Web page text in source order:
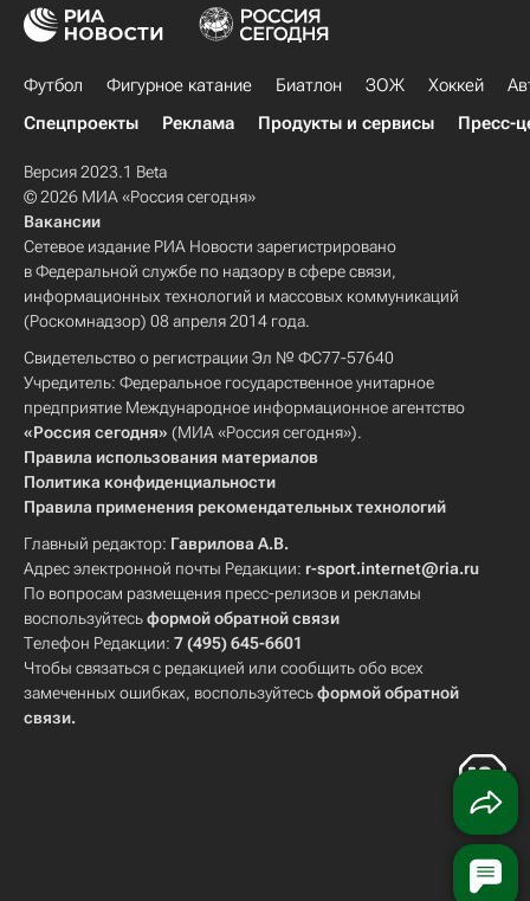
Футбол Фигурное катание Биатлон ЗОЖ Хоккей
Спецпроекты
Реклама Продукты и сервисы Пресс-
Версия 2023.1 Beta
© 2026 МИА «Россия сегодня»
Вакансии
Сетевое издание РИА Новости зарегистрировано
в Федеральной службе по надзору в сфере связи,
информационных технологий и массовых коммуникаций
(Роскомнадзор) 08 апреля 2014 года.
Свидетельство о регистрации Эл № ФС77-57640
Учредитель: Федеральное государственное унитарное
предприятие Международное информационное агентство
«Россия сегодня» (МИА «Россия сегодня»).
Правила использования материалов
Политика конфиденциальности
Правила применения рекомендательных технологий
Главный редактор: Гаврилова А.В.
Адрес электронной почты Редакции: r-sport.internet@ria.ru
По вопросам размещения пресс-релизов и рекламы
воспользуйтесьформой обратной связи
Телефон Редакции: 7 (495) 645-6601
Чтобы связаться с редакцией или сообщить обо всех
замеченных ошибках, воспользуйтесьформой обратной
связи.